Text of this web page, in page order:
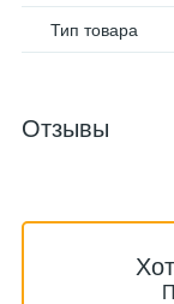
Тип товара
Отзывы